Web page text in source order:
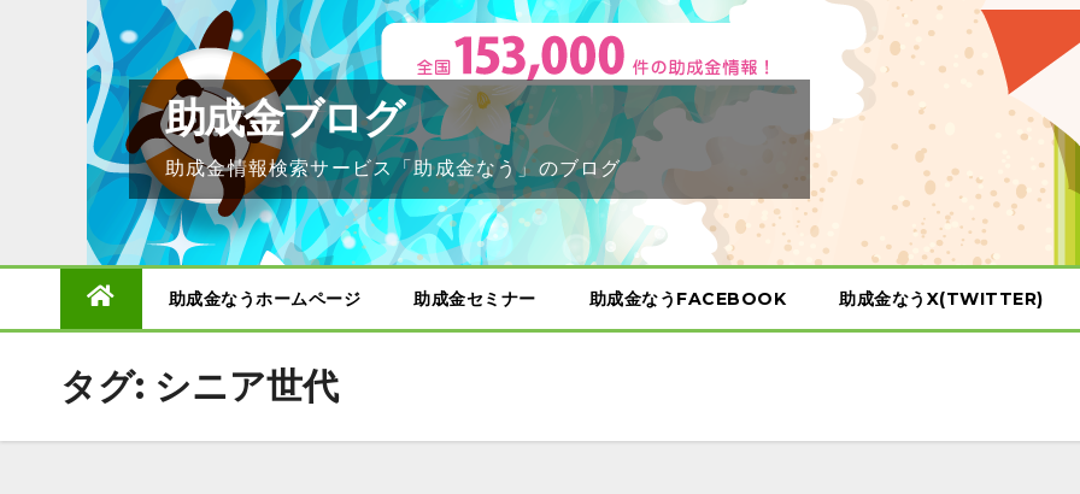
助成金ブログ
助成金情報検索サービス「助成金なう」のブログ
助成金なうホームページ 助成金セミナー 助成金なうFACEBOOK 助成金なうX(TWITTER)
タグ: シニア世代